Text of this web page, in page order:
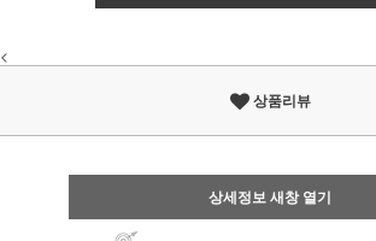
<
상품리뷰
상세정보 새창 열기